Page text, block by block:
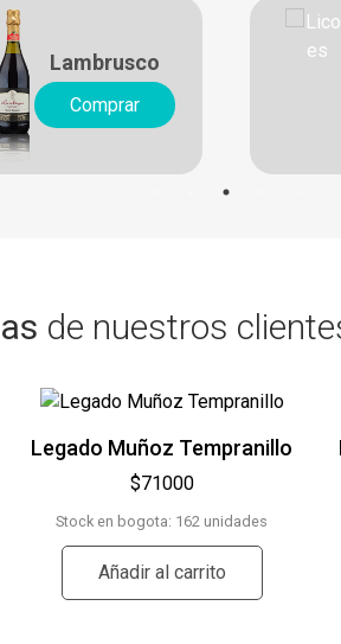
Lambrusco
Comprar
de nuestros
Legado Muñoz Tempranillo
$71000
Stock en bogota: 162 unidades
Añadir al carrito